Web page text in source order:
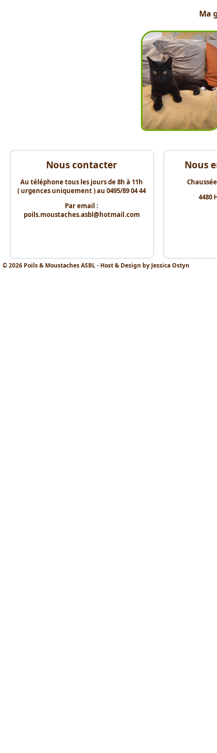
Ma
Nous contacter
Au téléphone tous les jours de 8h à 11h
( urgences uniquement ) au 0495/89 04 44
Par email :
poils.moustaches.asbl@hotmail.com
Nous
4480
© 2026 Poils & Moustaches ASBL - Host & Design by Jessica Ostyn